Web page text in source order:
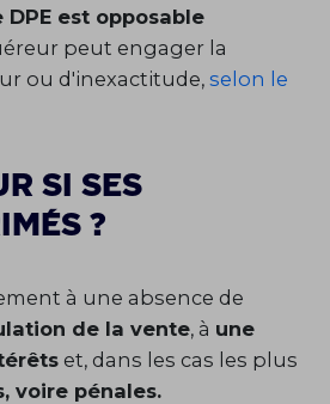
DPE est opposable
peut engager la
ou d'inexactitude,selon le
si ses
?
à une absence de
de la vente, à une
et, dans les cas les plus
voire pénales.